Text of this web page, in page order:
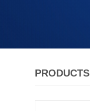
PRODUCTS